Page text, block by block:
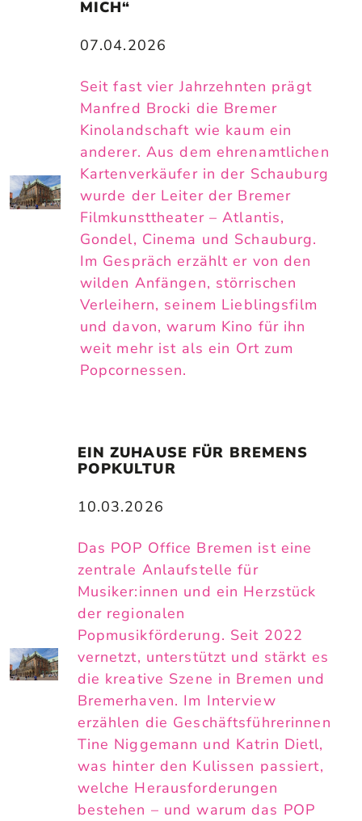
MICH“
07.04.2026
Seit fast vier Jahrzehnten prägt
Manfred Brocki die Bremer
Kinolandschaft wie kaum ein
anderer. Aus dem ehrenamtlichen
Kartenverkäufer in der Schauburg
wurde der Leiter der Bremer
Filmkunsttheater – Atlantis,
Gondel, Cinema und Schauburg.
Im Gespräch erzählt er von den
wilden Anfängen, störrischen
Verleihern, seinem Lieblingsfilm
und davon, warum Kino für ihn
weit mehr ist als ein Ort zum
Popcornessen.
EIN ZUHAUSE FÜR BREMENS
POPKULTUR
10.03.2026
Das POP Office Bremen ist eine
zentrale Anlaufstelle für
Musiker:innen und ein Herzstück
der regionalen
Popmusikförderung. Seit 2022
vernetzt, unterstützt und stärkt es
die kreative Szene in Bremen und
Bremerhaven. Im Interview
erzählen die Geschäftsführerinnen
Tine Niggemann und Katrin Dietl,
was hinter den Kulissen passiert,
welche Herausforderungen
bestehen – und warum das POP